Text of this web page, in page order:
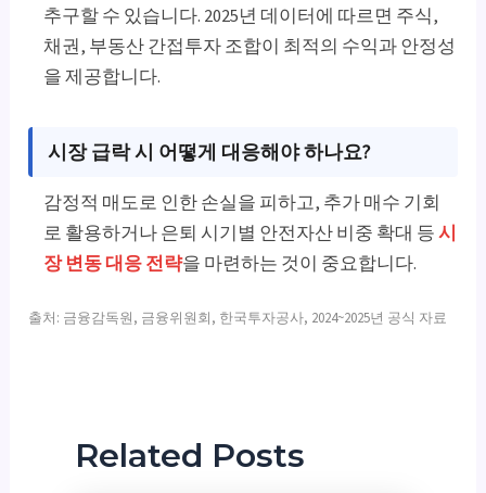
추구할 수 있습니다. 2025년 데이터에 따르면 주식,
채권, 부동산 간접투자 조합이 최적의 수익과 안정성
을 제공합니다.
시장 급락 시 어떻게 대응해야 하나요?
감정적 매도로 인한 손실을 피하고, 추가 매수 기회
로 활용하거나 은퇴 시기별 안전자산 비중 확대 등시
장 변동 대응 전략을 마련하는 것이 중요합니다.
출처: 금융감독원, 금융위원회, 한국투자공사, 2024~2025년 공식 자료
Related Posts